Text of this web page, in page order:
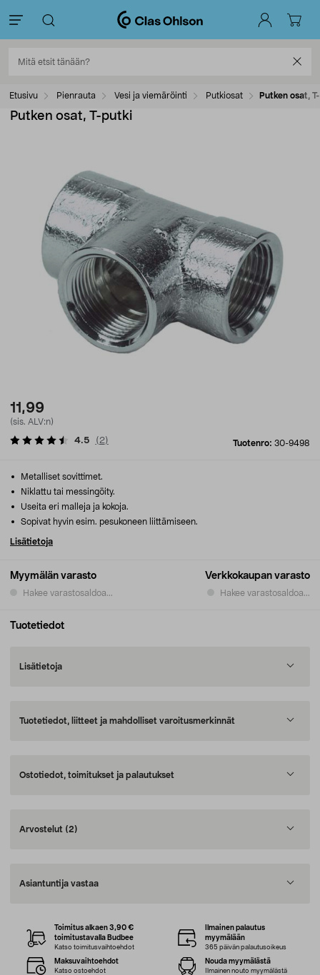
Etusivu Pienrauta Vesi ja viemäröinti Putkiosat Putken osat,
Putken osat, T-putki
11,99
(sis. ALV:n)
Tuotenro: 30-9498
4.5 ( 2)
Myymälän varasto
Hakee varastosaldoa...
Verkkokaupan varasto
Hakee varastosaldoa...
Metalliset sovittimet.
Niklattu tai messingöity.
Useita eri malleja ja kokoja.
Sopivat hyvin esim. pesukoneen liittämiseen.
Lisätietoja
Tuotetiedot
Lisätietoja
Tuotetiedot, liitteet ja mahdolliset varoitusmerkinnät
Ostotiedot, toimitukset ja palautukset
Arvostelut (2)
Asiantuntija vastaa
Toimitus alkaen 3,90 €
toimitustavalla Budbee
Katso toimitusvaihtoehdot
Ilmainen palautus
myymälään
365 päivän palautusoikeus
Maksuvaihtoehdot
Katso ostoehdot
Nouda myymälästä
Ilmainen nouto myymälästä